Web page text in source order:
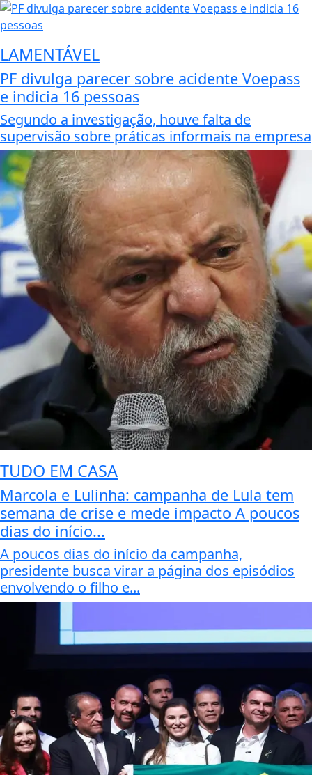
LAMENTÁVEL
PF divulga parecer sobre acidente Voepass
e indicia 16 pessoas
Segundo a investigação, houve falta de
supervisão sobre práticas informais na empresa
TUDO EM CASA
Marcola e Lulinha: campanha de Lula tem
semana de crise e mede impacto A poucos
dias do início...
A poucos dias do início da campanha,
presidente busca virar a página dos episódios
envolvendo o filho e...